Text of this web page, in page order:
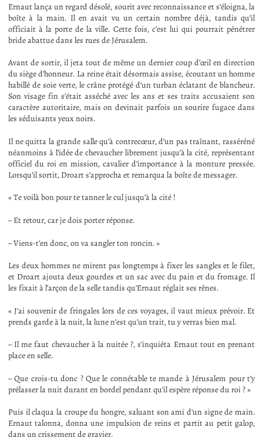
Ernaut lança un regard désolé, sourit avec reconnaissance et s’éloigna, la
boîte à la main. Il en avait vu un certain nombre déjà, tandis qu’il
officiait à la porte de la ville. Cette fois, c’est lui qui pourrait pénétrer
bride abattue dans les rues de Jérusalem.
Avant de sortir, il jeta tout de même un dernier coup d’œil en direction
du siège d’honneur. La reine était désormais assise, écoutant un homme
habillé de soie verte, le crâne protégé d’un turban éclatant de blancheur.
Son visage fin s’était asséché avec les ans et ses traits accusaient son
caractère autoritaire, mais on devinait parfois un sourire fugace dans
les séduisants yeux noirs.
Il ne quitta la grande salle qu’à contrecœur, d’un pas traînant, rasséréné
néanmoins à l’idée de chevaucher librement jusqu’à la cité, représentant
officiel du roi en mission, cavalier d’importance à la monture pressée.
Lorsqu’il sortit, Droart s’approcha et remarqua la boîte de messager.
« Te voilà bon pour te tanner le cul jusqu’à la cité !
– Et retour, car je dois porter réponse.
– Viens-t’en donc, on va sangler ton roncin. »
Les deux hommes ne mirent pas longtemps à fixer les sangles et le filet,
et Droart ajouta deux gourdes et un sac avec du pain et du fromage. Il
les fixait à l’arçon de la selle tandis qu’Ernaut réglait ses rênes.
« J’ai souvenir de fringales lors de ces voyages, il vaut mieux prévoir. Et
prends garde à la nuit, la lune n’est qu’un trait, tu y verras bien mal.
– Il me faut chevaucher à la nuitée ?, s’inquiéta Ernaut tout en prenant
place en selle.
– Que crois-tu donc ? Que le connétable te mande à Jérusalem pour t’y
prélasser la nuit durant en bordel pendant qu’il espère réponse du roi ? »
Puis il claqua la croupe du hongre, saluant son ami d’un signe de main.
Ernaut talonna, donna une impulsion de reins et partit au petit galop,
dans un crissement de gravier.